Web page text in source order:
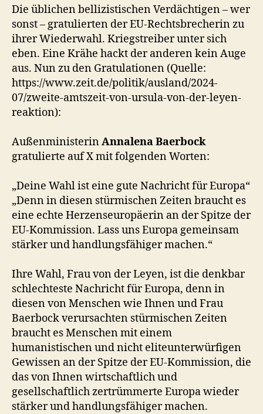
Die üblichen bellizistischen Verdächtigen – wer
sonst – gratulierten der EU-Rechtsbrecherin zu
ihrer Wiederwahl. Kriegstreiber unter sich
eben. Eine Krähe hackt der anderen kein Auge
aus. Nun zu den Gratulationen (Quelle:
https://www.zeit.de/politik/ausland/2024-
07/zweite-amtszeit-von-ursula-von-der-leyen-
reaktion):
AußenministerinAnnalena Baerbock
gratulierte auf X mit folgenden Worten:
„Deine Wahl ist eine gute Nachricht für Europa“
„Denn in diesen stürmischen Zeiten braucht es
eine echte Herzenseuropäerin an der Spitze der
EU-Kommission. Lass uns Europa gemeinsam
stärker und handlungsfähiger machen.“
Ihre Wahl, Frau von der Leyen, ist die denkbar
schlechteste Nachricht für Europa, denn in
diesen von Menschen wie Ihnen und Frau
Baerbock verursachten stürmischen Zeiten
braucht es Menschen mit einem
humanistischen und nicht eliteunterwürfigen
Gewissen an der Spitze der EU-Kommission, die
das von Ihnen wirtschaftlich und
gesellschaftlich zertrümmerte Europa wieder
stärker und handlungsfähiger machen.